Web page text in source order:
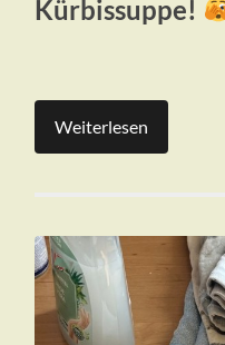
Kürbissuppe!
Weiterlesen